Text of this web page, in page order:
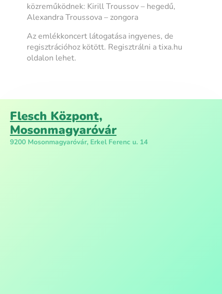
közreműködnek: Kirill Troussov – hegedű,
Alexandra Troussova – zongora
Az emlékkoncert látogatása ingyenes, de
regisztrációhoz kötött. Regisztrálni a tixa.hu
oldalon lehet.
Flesch Központ,
Mosonmagyaróvár
9200 Mosonmagyaróvár, Erkel Ferenc u. 14